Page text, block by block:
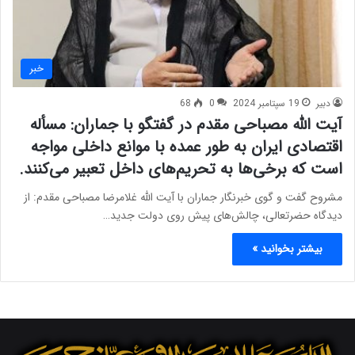
خبر
دبیر 19 سپتامبر 2024 0
68
آیت الله مصباحی مقدم در گفتگو با جماران: مسأله
اقتصادی ایران به طور عمده با موانع داخلی مواجه
است که برخی‌ها به تحریم‌های داخل تعبیر می‌کنند.
مشروح گفت و گوی خبرنگار جماران با آیت الله غلامرضا مصباحی مقدم: از
دیدگاه حضرتعالی، چالش‌های پیش ‌روی دولت جدید…
بیشتر بخوانید »